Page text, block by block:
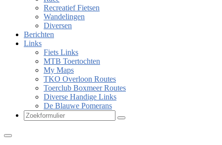
Recreatief Fietsen
Wandelingen
Diversen
Berichten
Links
Fiets Links
MTB Toertochten
My Maps
TKO Overloon Routes
Toerclub Boxmeer Routes
Diverse Handige Links
De Blauwe Pomerans
Zoeken